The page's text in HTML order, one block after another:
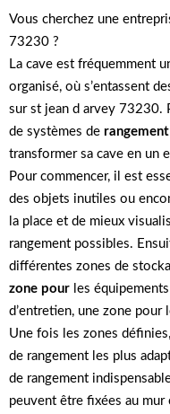
Vous cherchez une
73230 ?
La cave est fréquemment
organisé, où s’entassent
sur st jean d arvey 73230.
de systèmes de rangement
transformer sa cave en un
Pour commencer, il est
des objets inutiles ou
la place et de mieux
rangement possibles.
différentes zones de
zone pour les
d’entretien, une zone
Une fois les zones
de rangement les plus
de rangement
peuvent être fixées au